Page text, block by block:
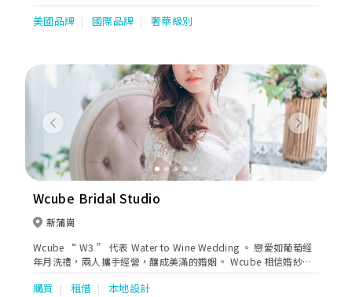
美國品牌 國際品牌 奢華級別
Previous Next
Wcube Bridal Studio
新蒲崗
Wcube “ W3 ” 代表 Water to Wine Wedding 。 戀愛如葡萄經
年月洗禮，兩人攜手經營，釀成美滿的婚姻。 Wcube 相信婚紗是
與別不同的：在大日子穿上婚紗，代表女生的蛻變，轉換了角色，
象徵幸福和憧憬。香港本地自家設計品牌，專營出租婚紗，輕婚
購買 租借 本地設計